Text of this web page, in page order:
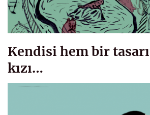
Kendisi hem bir
kızı…